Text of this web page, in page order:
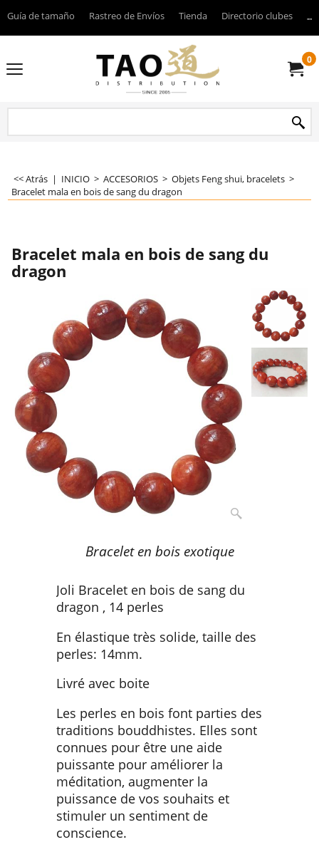
Guía de tamaño Rastreo de Envíos Tienda Directorio clubes
0
<< Atrás | INICIO > ACCESORIOS > Objets Feng shui, bracelets >
Bracelet mala en bois de sang du dragon
Bracelet mala en bois de sang du
dragon
Bracelet en bois exotique
Joli Bracelet en bois de sang du
dragon , 14 perles
En élastique très solide, taille des
perles: 14mm.
Livré avec boite
Les perles en bois font parties des
traditions bouddhistes. Elles sont
connues pour être une aide
puissante pour améliorer la
méditation, augmenter la
puissance de vos souhaits et
stimuler un sentiment de
conscience.